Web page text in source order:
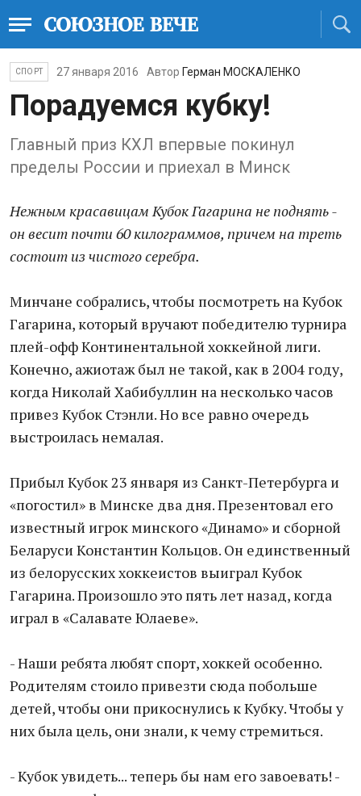
СПОРТ 27 января 2016 Автор Герман МОСКАЛЕНКО
Порадуемся кубку!
Главный приз КХЛ впервые покинул
пределы России и приехал в Минск
Нежным красавицам Кубок Гагарина не поднять -
он весит почти 60 килограммов, причем на треть
состоит из чистого серебра.
Минчане собрались, чтобы посмотреть на Кубок
Гагарина, который вручают победителю турнира
плей-офф Континентальной хоккейной лиги.
Конечно, ажиотаж был не такой, как в 2004 году,
когда Николай Хабибуллин на несколько часов
привез Кубок Стэнли. Но все равно очередь
выстроилась немалая.
Прибыл Кубок 23 января из Санкт-Петербурга и
«погостил» в Минске два дня. Презентовал его
известный игрок минского «Динамо» и сборной
Беларуси Константин Кольцов. Он единственный
из белорусских хоккеистов выиграл Кубок
Гагарина. Произошло это пять лет назад, когда
играл в «Салавате Юлаеве».
- Наши ребята любят спорт, хоккей особенно.
Родителям стоило привезти сюда побольше
детей, чтобы они прикоснулись к Кубку. Чтобы у
них была цель, они знали, к чему стремиться.
- Кубок увидеть... теперь бы нам его завоевать! -